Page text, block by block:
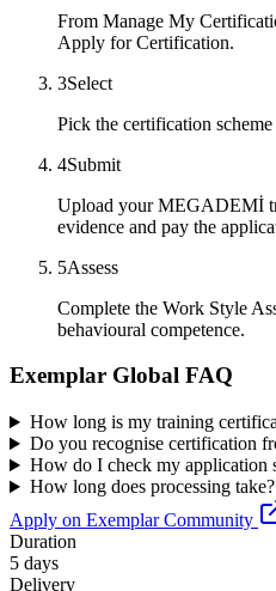
From Manage My
Apply for Certification.
3Select
Pick the certification
4Submit
Upload your MEGADEMİ
evidence and pay the
5Assess
Complete the Work Style
behavioural competence.
Exemplar Global FAQ
How long is my training
Do you recognise certification
How do I check my application
How long does processing take?
Apply on Exemplar Community
Duration
5 days
Delivery